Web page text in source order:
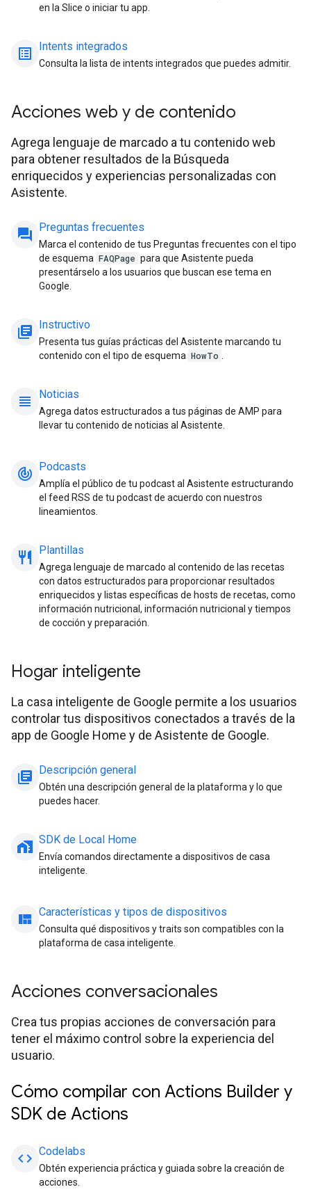
en la Slice o iniciar tu app.
list_alt Intents integrados
Consulta la lista de intents integrados que puedes admitir.
Acciones web y de contenido
Agrega lenguaje de marcado a tu contenido web
para obtener resultados de la Búsqueda
enriquecidos y experiencias personalizadas con
Asistente.
question_answer Preguntas frecuentes
Marca el contenido de tus Preguntas frecuentes con el tipo
de esquema FAQPage para que Asistente pueda
presentárselo a los usuarios que buscan ese tema en
Google.
library_books Instructivo
Presenta tus guías prácticas del Asistente marcando tu
contenido con el tipo de esquema HowTo
view_headline Noticias
Agrega datos estructurados a tus páginas de AMP para
llevar tu contenido de noticias al Asistente.
track_changes Podcasts
Amplía el público de tu podcast al Asistente estructurando
el feed RSS de tu podcast de acuerdo con nuestros
lineamientos.
restaurant_meal
Plantillas
Agrega lenguaje de marcado al contenido de las recetas
con datos estructurados para proporcionar resultados
enriquecidos y listas específicas de hosts de recetas, como
información nutricional, información nutricional y tiempos
de cocción y preparación.
Hogar inteligente
La casa inteligente de Google permite a los usuarios
controlar tus dispositivos conectados a través de la
app de Google Home y de Asistente de Google.
library_books Descripción general
Obtén una descripción general de la plataforma y lo que
puedes hacer.
home_work SDK de Local Home
Envía comandos directamente a dispositivos de casa
inteligente.
view_quilt Características y tipos de dispositivos
Consulta qué dispositivos y traits son compatibles con la
plataforma de casa inteligente.
Acciones conversacionales
Crea tus propias acciones de conversación para
tener el máximo control sobre la experiencia del
usuario.
Cómo compilar con Actions Builder y
SDK de Actions
code Codelabs
Obtén experiencia práctica y guiada sobre la creación de
acciones.